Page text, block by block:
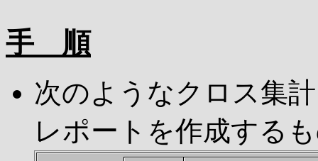
手 順
次のようなクロス集
レポートを作成する